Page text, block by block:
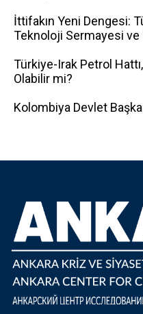
İttifakın Yeni Dengesi:
Teknoloji Sermayesi ve
Türkiye-Irak Petrol
Olabilir mi?
Kolombiya Devlet